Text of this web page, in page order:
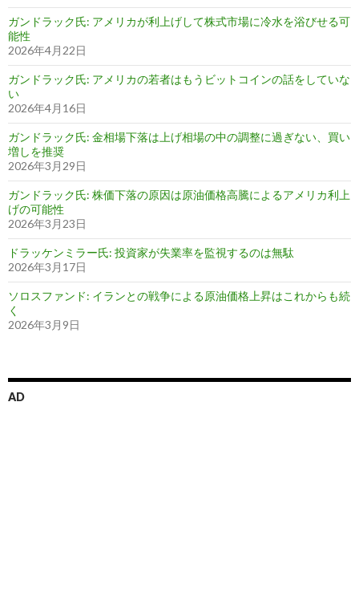
ガンドラック氏: アメリカが利上げして株式市場に冷水を浴びせる可
能性
2026年4月22日
ガンドラック氏: アメリカの若者はもうビットコインの話をしていな
い
2026年4月16日
ガンドラック氏: 金相場下落は上げ相場の中の調整に過ぎない、買い
増しを推奨
2026年3月29日
ガンドラック氏: 株価下落の原因は原油価格高騰によるアメリカ利上
げの可能性
2026年3月23日
ドラッケンミラー氏: 投資家が失業率を監視するのは無駄
2026年3月17日
ソロスファンド: イランとの戦争による原油価格上昇はこれからも続
く
2026年3月9日
AD